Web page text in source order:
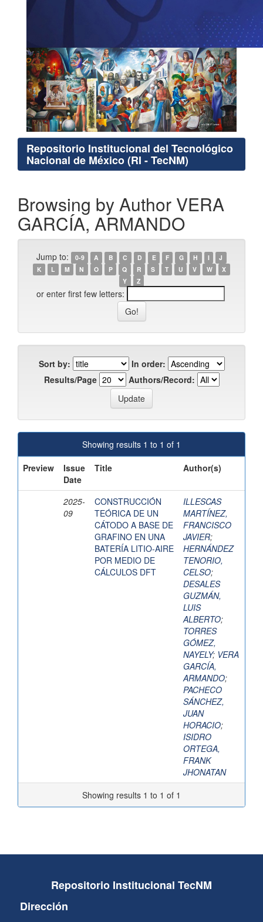
Repositorio Institucional del Tecnológico
Nacional de México (RI - TecNM)
Browsing by Author VERA
GARCÍA, ARMANDO
Jump to: 0-9 A B C D E F G H I
J
K
L M N O P Q R S T U V W
X
Y
Z
or enter first few letters:
Sort by:
In order:
Results/Page
Authors/Record:
Showing results 1 to 1 of 1
Preview
Issue
Date
Title Author(s)
2025-
09
CONSTRUCCIÓN
TEÓRICA DE UN
CÁTODO A BASE DE
GRAFINO EN UNA
BATERÍA LITIO-AIRE
POR MEDIO DE
CÁLCULOS DFT
ILLESCAS
MARTÍNEZ,
FRANCISCO
JAVIER;
HERNÁNDEZ
TENORIO,
CELSO;
DESALES
GUZMÁN,
LUIS
ALBERTO;
TORRES
GÓMEZ,
NAYELY; VERA
GARCÍA,
ARMANDO;
PACHECO
SÁNCHEZ,
JUAN
HORACIO;
ISIDRO
ORTEGA,
FRANK
JHONATAN
Showing results 1 to 1 of 1
Repositorio Institucional TecNM
Dirección